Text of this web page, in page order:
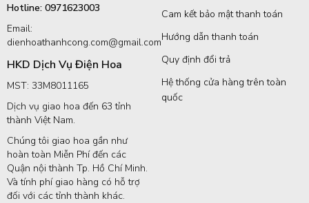
Hotline: 0971623003
Email:
dienhoathanhcong.com@gmail.com
HKD Dịch Vụ Điện Hoa
MST: 33M8011165
Dịch vụ giao hoa đến 63 tỉnh
thành Việt Nam.
Chúng tôi giao hoa gần như
hoàn toàn Miễn Phí đến các
Quận nội thành Tp. Hồ Chí Minh.
Và tính phí giao hàng có hỗ trợ
đối với các tỉnh thành khác.
Cam kết bảo mật thanh toán
Hướng dẫn thanh toán
Quy định đổi trả
Hệ thống cửa hàng trên toàn
quốc